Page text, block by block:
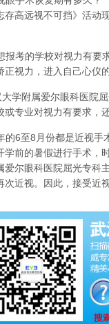
存高远视不可挡》活动
报考的学校对视力有要
正视力，进入自己心仪的
大学附属爱尔眼科医院
或专业对视力有要求，
的6至8月份都是近视
学前的暑假进行手术，
爱尔眼科医院屈光专科
次近视。因此，接受近